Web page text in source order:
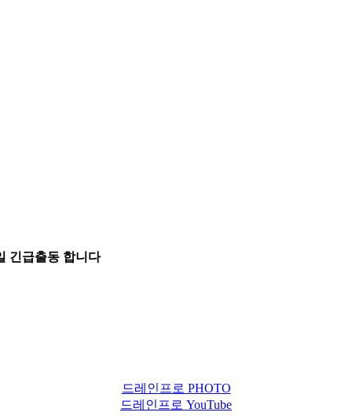
긴급출동 합니다
드레인프로 PHOTO
드레인프로 YouTube